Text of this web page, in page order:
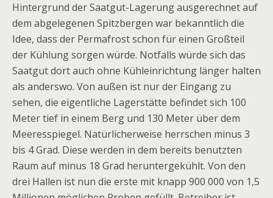
Hintergrund der Saatgut-Lagerung ausgerechnet auf
dem abgelegenen Spitzbergen war bekanntlich die
Idee, dass der Permafrost schon für einen Großteil
der Kühlung sorgen würde. Notfalls würde sich das
Saatgut dort auch ohne Kühleinrichtung länger halten
als anderswo. Von außen ist nur der Eingang zu
sehen, die eigentliche Lagerstätte befindet sich 100
Meter tief in einem Berg und 130 Meter über dem
Meeresspiegel. Natürlicherweise herrschen minus 3
bis 4 Grad. Diese werden in dem bereits benutzten
Raum auf minus 18 Grad heruntergekühlt. Von den
drei Hallen ist nun die erste mit knapp 900 000 von 1,5